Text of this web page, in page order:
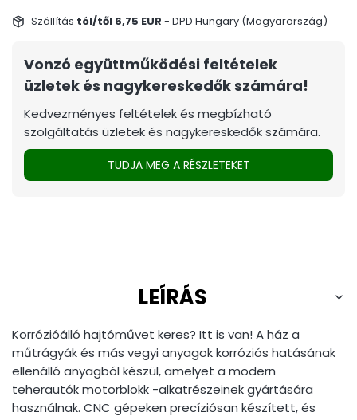
Szállítás tól/től 6,75 EUR - DPD Hungary (Magyarország)
Vonzó együttműködési feltételek
üzletek és nagykereskedők számára!
Kedvezményes feltételek és megbízható
szolgáltatás üzletek és nagykereskedők számára.
TUDJA MEG A RÉSZLETEKET
LEÍRÁS
Korrózióálló hajtóművet keres? Itt is van! A ház a
műtrágyák és más vegyi anyagok korróziós hatásának
ellenálló anyagból készül, amelyet a modern
teherautók motorblokk -alkatrészeinek gyártására
használnak. CNC gépeken precíziósan készített, és